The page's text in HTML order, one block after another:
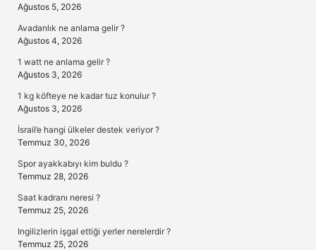
Ağustos 5, 2026
Avadanlık ne anlama gelir ?
Ağustos 4, 2026
1 watt ne anlama gelir ?
Ağustos 3, 2026
1 kg köfteye ne kadar tuz konulur ?
Ağustos 3, 2026
İsrail’e hangi ülkeler destek veriyor ?
Temmuz 30, 2026
Spor ayakkabıyı kim buldu ?
Temmuz 28, 2026
Saat kadranı neresi ?
Temmuz 25, 2026
Ingilizlerin işgal ettiği yerler nerelerdir ?
Temmuz 25, 2026